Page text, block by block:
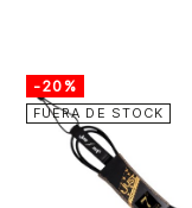
-20%
FUERA DE STOCK